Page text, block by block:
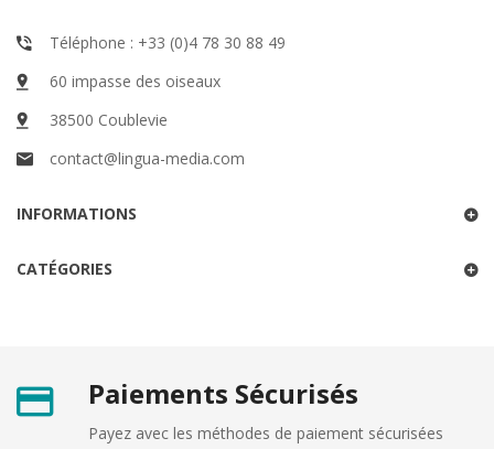
Téléphone : +33 (0)4 78 30 88 49
60 impasse des oiseaux
38500 Coublevie
contact@lingua-media.com
INFORMATIONS
CATÉGORIES
Paiements Sécurisés
Payez avec les méthodes de paiement sécurisées